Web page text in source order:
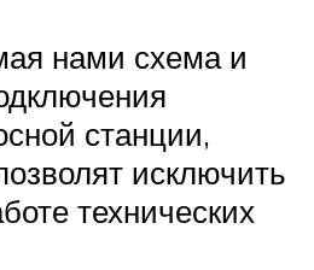
нами схема и
станции,
исключить
технических